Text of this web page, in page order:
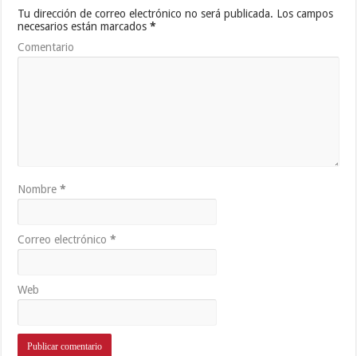
Tu dirección de correo electrónico no será publicada. Los campos
necesarios están marcados*
Comentario
Nombre*
Correo electrónico*
Web